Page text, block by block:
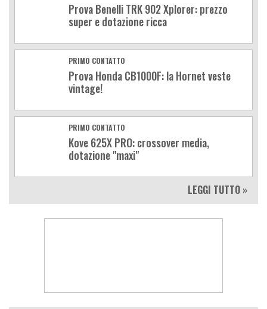
Prova Benelli TRK 902 Xplorer: prezzo
super e dotazione ricca
PRIMO CONTATTO
Prova Honda CB1000F: la Hornet veste
vintage!
PRIMO CONTATTO
Kove 625X PRO: crossover media,
dotazione "maxi"
LEGGI TUTTO »